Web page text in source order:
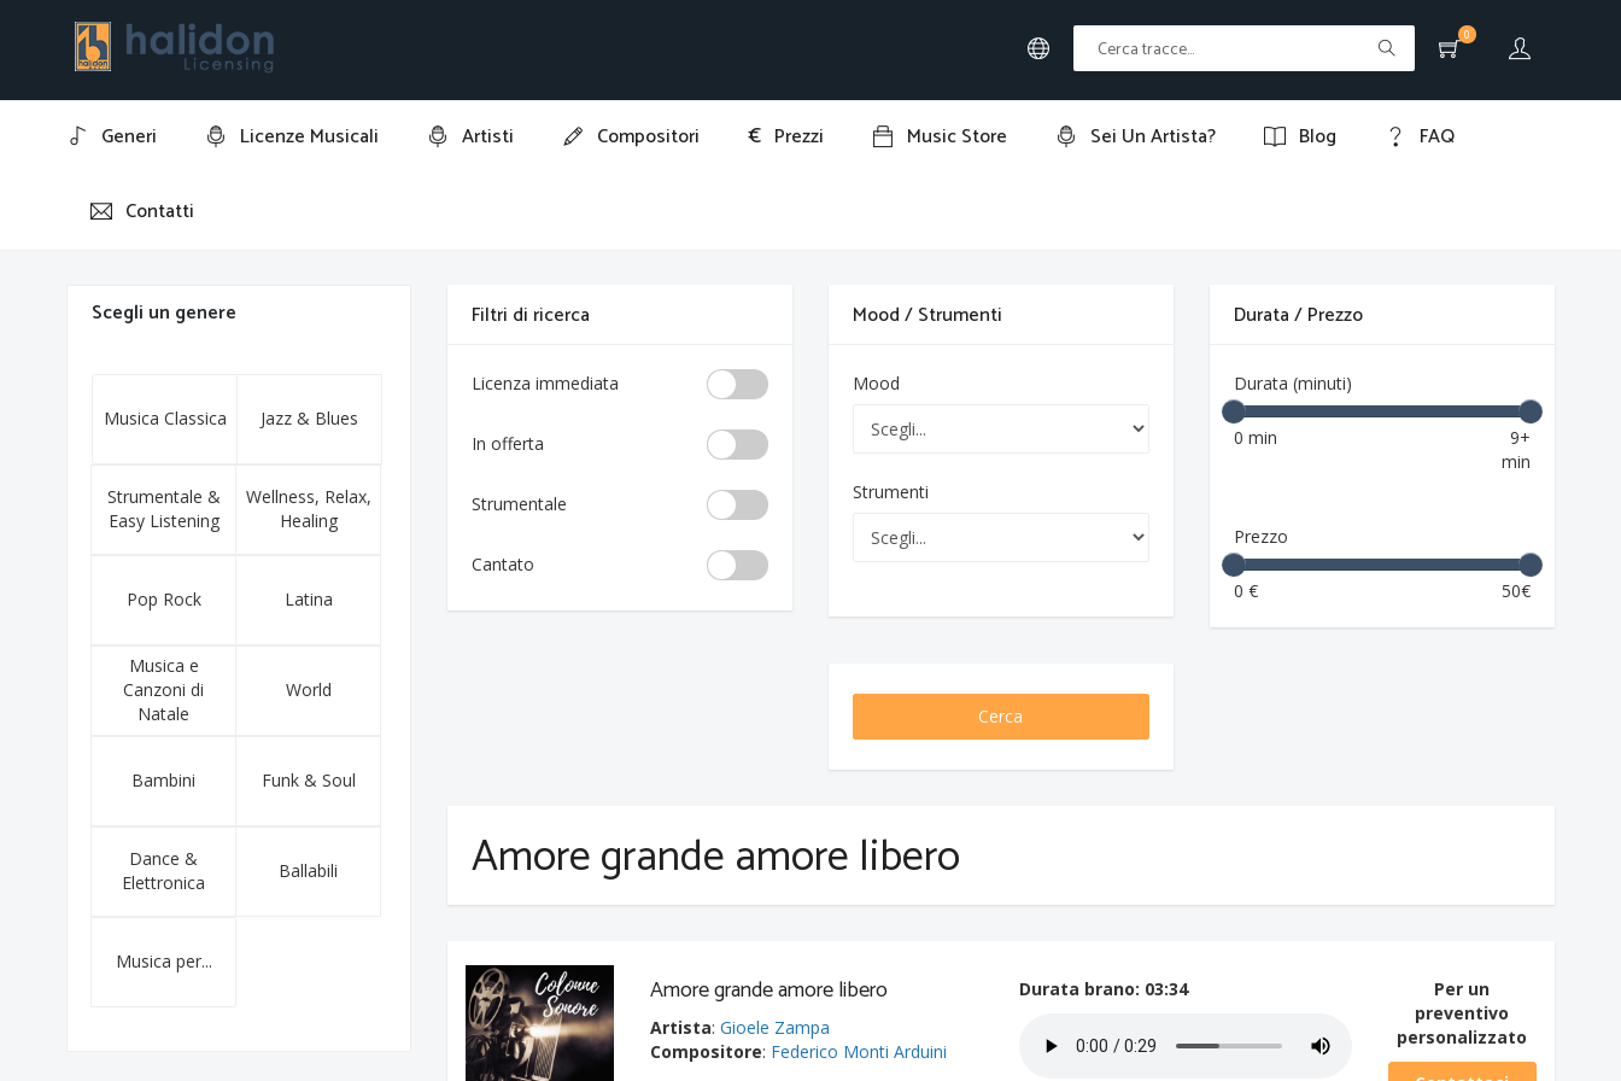
0
Generi Licenze Musicali Artisti Compositori € Prezzi Music Store Sei Un Artista? Blog FAQ
Contatti
Home Amore grande amore libero
Scegli un genere
Musica Classica Jazz & Blues
Strumentale &
Easy Listening
Wellness, Relax,
Healing
Pop Rock Latina
Musica e
Canzoni di
Natale
World
Bambini Funk & Soul
Dance &
Elettronica
Ballabili
Musica per...
Filtri di ricerca
Licenza immediata
In offerta
Strumentale
Cantato
Mood / Strumenti
Mood
Strumenti
Durata / Prezzo
Durata (minuti)
0 min
9+
min
Prezzo
0 € 50€
Cerca
Amore grande amore libero
Amore grande amore libero
Artista:Gioele Zampa
Compositore: Federico Monti Arduini
Durata brano: 03:34
Per un
preventivo
personalizzato